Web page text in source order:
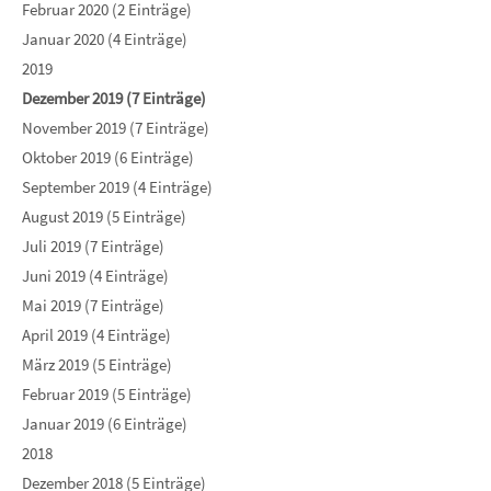
Februar 2020 (2 Einträge)
Januar 2020 (4 Einträge)
2019
Dezember 2019 (7 Einträge)
November 2019 (7 Einträge)
Oktober 2019 (6 Einträge)
September 2019 (4 Einträge)
August 2019 (5 Einträge)
Juli 2019 (7 Einträge)
Juni 2019 (4 Einträge)
Mai 2019 (7 Einträge)
April 2019 (4 Einträge)
März 2019 (5 Einträge)
Februar 2019 (5 Einträge)
Januar 2019 (6 Einträge)
2018
Dezember 2018 (5 Einträge)